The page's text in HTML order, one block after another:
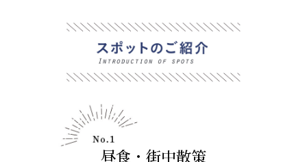
昼食・街中散策